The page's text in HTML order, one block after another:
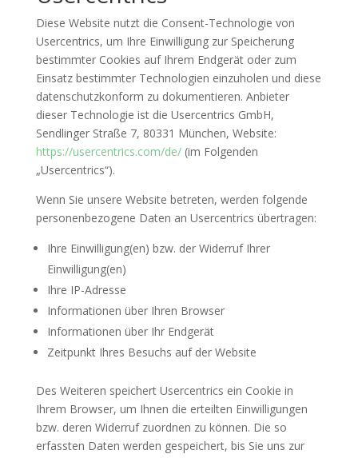
Diese Website nutzt die Consent-Technologie von
Usercentrics, um Ihre Einwilligung zur Speicherung
bestimmter Cookies auf Ihrem Endgerät oder zum
Einsatz bestimmter Technologien einzuholen und diese
datenschutzkonform zu dokumentieren. Anbieter
dieser Technologie ist die Usercentrics GmbH,
Sendlinger Straße 7, 80331 München, Website:
https://usercentrics.com/de/(im Folgenden
„Usercentrics“).
Wenn Sie unsere Website betreten, werden folgende
personenbezogene Daten an Usercentrics übertragen:
Ihre Einwilligung(en) bzw. der Widerruf Ihrer
Einwilligung(en)
Ihre IP-Adresse
Informationen über Ihren Browser
Informationen über Ihr Endgerät
Zeitpunkt Ihres Besuchs auf der Website
Des Weiteren speichert Usercentrics ein Cookie in
Ihrem Browser, um Ihnen die erteilten Einwilligungen
bzw. deren Widerruf zuordnen zu können. Die so
erfassten Daten werden gespeichert, bis Sie uns zur